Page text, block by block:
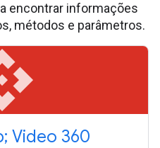
encontrar informações
métodos e parâmetros.
Video 360